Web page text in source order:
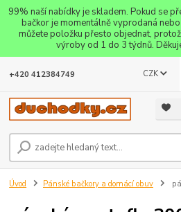
99% naší nabídky je skladem. Pokud se
bačkor je momentálně vyprodaná
můžete položku přesto objednat,
výroby od 1 do 3 týdnů.
CZK
+420 412384749
Úvod Pánské bačkory a domácí obuv